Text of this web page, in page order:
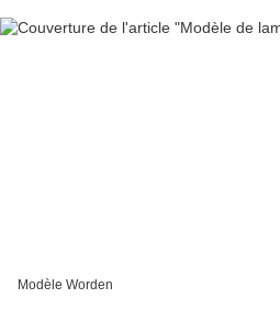
Modèle Worden